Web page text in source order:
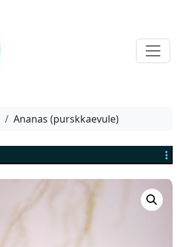
Ananas (purskkaevule)